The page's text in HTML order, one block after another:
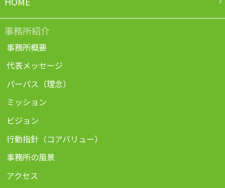
事務所紹介
事務所概要
代表メッセージ
パーパス（理念）
ミッション
ビジョン
行動指針（コアバリュー）
事務所の風景
アクセス